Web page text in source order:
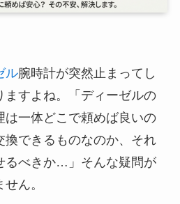
ル腕時計が突然止まってし
ますよね。「ディーゼルの
は一体どこで頼めば良いの
換できるものなのか、それ
るべきか…」そんな疑問が
ん。